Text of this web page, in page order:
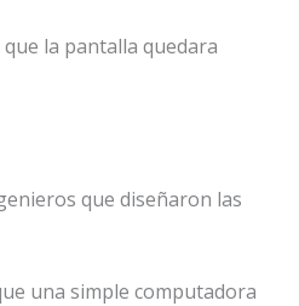
la pantalla quedara
que diseñaron las
una simple computadora